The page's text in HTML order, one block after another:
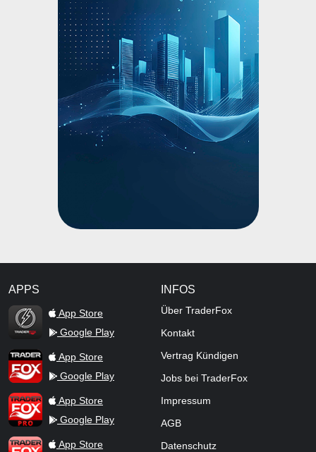
APPS
TraderFox Flash
App Store
Google Play
TraderFox AppApp Store
Google Play
TraderFox ProApp Store
Google Play
TraderFox dpa-AFX ProFeed
App Store
INFOS
Über TraderFox
Kontakt
Vertrag Kündigen
Jobs bei TraderFox
Impressum
AGB
Datenschutz